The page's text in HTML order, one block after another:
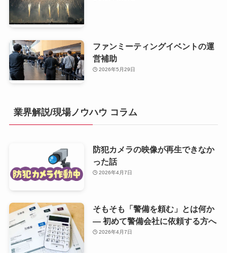
ファンミーティングイベントの運
営補助
2026年5月29日
業界解説/現場ノウハウ コラム
防犯カメラの映像が再生できなか
った話
2026年4月7日
そもそも「警備を頼む」とは何か
— 初めて警備会社に依頼する方へ
2026年4月7日